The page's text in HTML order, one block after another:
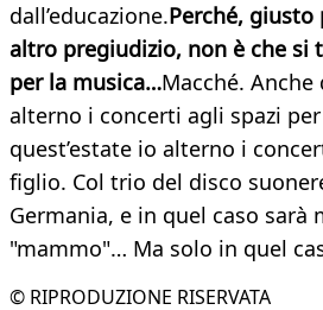
dall’educazione.Perché, giusto
altro pregiudizio, non è che si
per la musica…Macché. Anche
alterno i concerti agli spazi
quest’estate io alterno i
figlio. Col trio del disco
Germania, e in quel caso sarà
"mammo"… Ma solo in quel
© RIPRODUZIONE RISERVATA